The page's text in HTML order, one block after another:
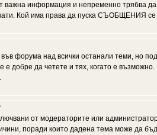
информация и непременно трябва да
Кой има права да пуска СЪОБЩЕНИЯ се
във форума над всички останали теми,
е добре да четете и тях, когато е
от модераторите или
поради които дадена тема може да